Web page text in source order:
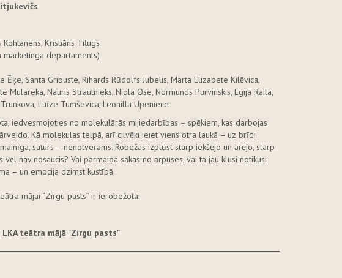
Kristiāns Tiļugs
mārketinga departaments)
Santa Gribuste, Rihards Rūdolfs Jubelis, Marta Elizabete Kilēvica,
Mulareka, Nauris Strautnieks, Niola Ose, Normunds Purvinskis, Egija Raita,
Luīze Tumševica, Leonilla Upeniece
iedvesmojoties no molekulārās mijiedarbības – spēkiem, kas darbojas
Kā molekulas telpā, arī cilvēki ieiet viens otra laukā – uz brīdi
saturs – nenotverams. Robežas izplūst starp iekšējo un ārējo, starp
nav nosaucis? Vai pārmaiņa sākas no ārpuses, vai tā jau klusi notikusi
– un emocija dzimst kustībā.
mājai “Zirgu pasts” ir ierobežota.
LKA teātra mājā "Zirgu pasts"